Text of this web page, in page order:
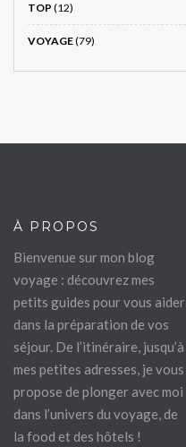
TOP (12)
VOYAGE(79)
À PROPOS
Bienvenue sur mon blog
voyage : découvrez mes
petits guides pour vous aider
dans la préparation de vos
séjour. De l’itinéraire, jusqu’à
mes petites adresses, je vous
propose de plonger avec moi
dans l’univers du voyage, de
la food et des hôtels !